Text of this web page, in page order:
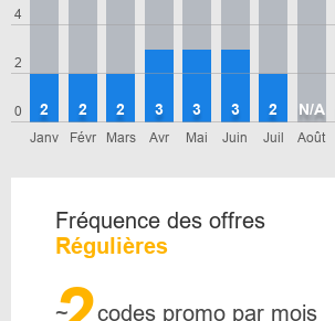
0
2
4
Janv
2
Févr
2
Mars
2
Avr
3
Mai
3
Juin
3
Juil
2
Août
N/A
Fréquence des offres
Régulières
~ codes promo par mois